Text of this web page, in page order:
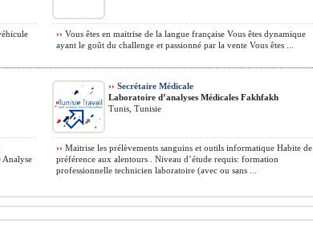
›› Vous êtes en maitrise de la langue française Vous êtes dynamique
ayant le goût du challenge et passionné par la vente Vous êtes ...
Analyse
›› Secrétaire Médicale
Laboratoire d’analyses Médicales Fakhfakh
Tunis, Tunisie
›› Maitrise les prélèvements sanguins et outils informatique Habite de
préférence aux alentours . Niveau d’étude requis: formation
professionnelle technicien laboratoire (avec ou sans ...